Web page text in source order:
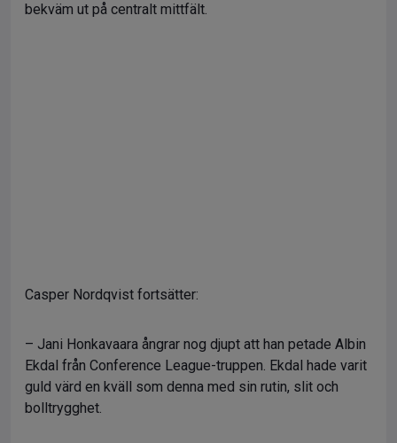
bekväm ut på centralt mittfält.
Casper Nordqvist fortsätter:
– Jani Honkavaara ångrar nog djupt att han petade Albin
Ekdal från Conference League-truppen. Ekdal hade varit
guld värd en kväll som denna med sin rutin, slit och
bolltrygghet.